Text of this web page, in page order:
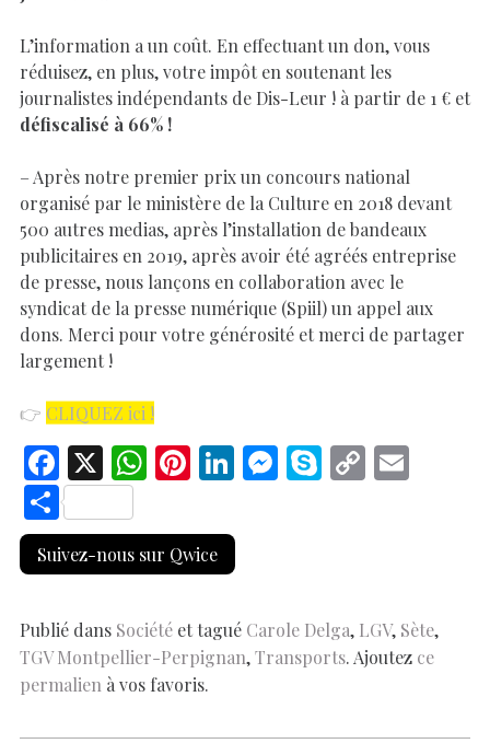
L’information a un coût. En effectuant un don, vous
réduisez, en plus, votre impôt en soutenant les
journalistes indépendants de Dis-Leur ! à partir de 1 € et
défiscalisé à 66% !
– Après notre premier prix un concours national
organisé par le ministère de la Culture en 2018 devant
500 autres medias, après l’installation de bandeaux
publicitaires en 2019, après avoir été agréés entreprise
de presse, nous lançons en collaboration avec le
syndicat de la presse numérique (Spiil) un appel aux
dons. Merci pour votre générosité et merci de partager
largement !
👉 CLIQUEZ ici !
F
ac
e
b
o
k
X W
at
s
p
p
Pi
er
es
Li
k
e
n
M
er
S C
n
k
S
h
ar
Suivez-nous sur Qwice
Publié dans Société et tagué Carole Delga, LGV, Sète,
TGV Montpellier-Perpignan,Transports. Ajoutez ce
permalien à vos favoris.